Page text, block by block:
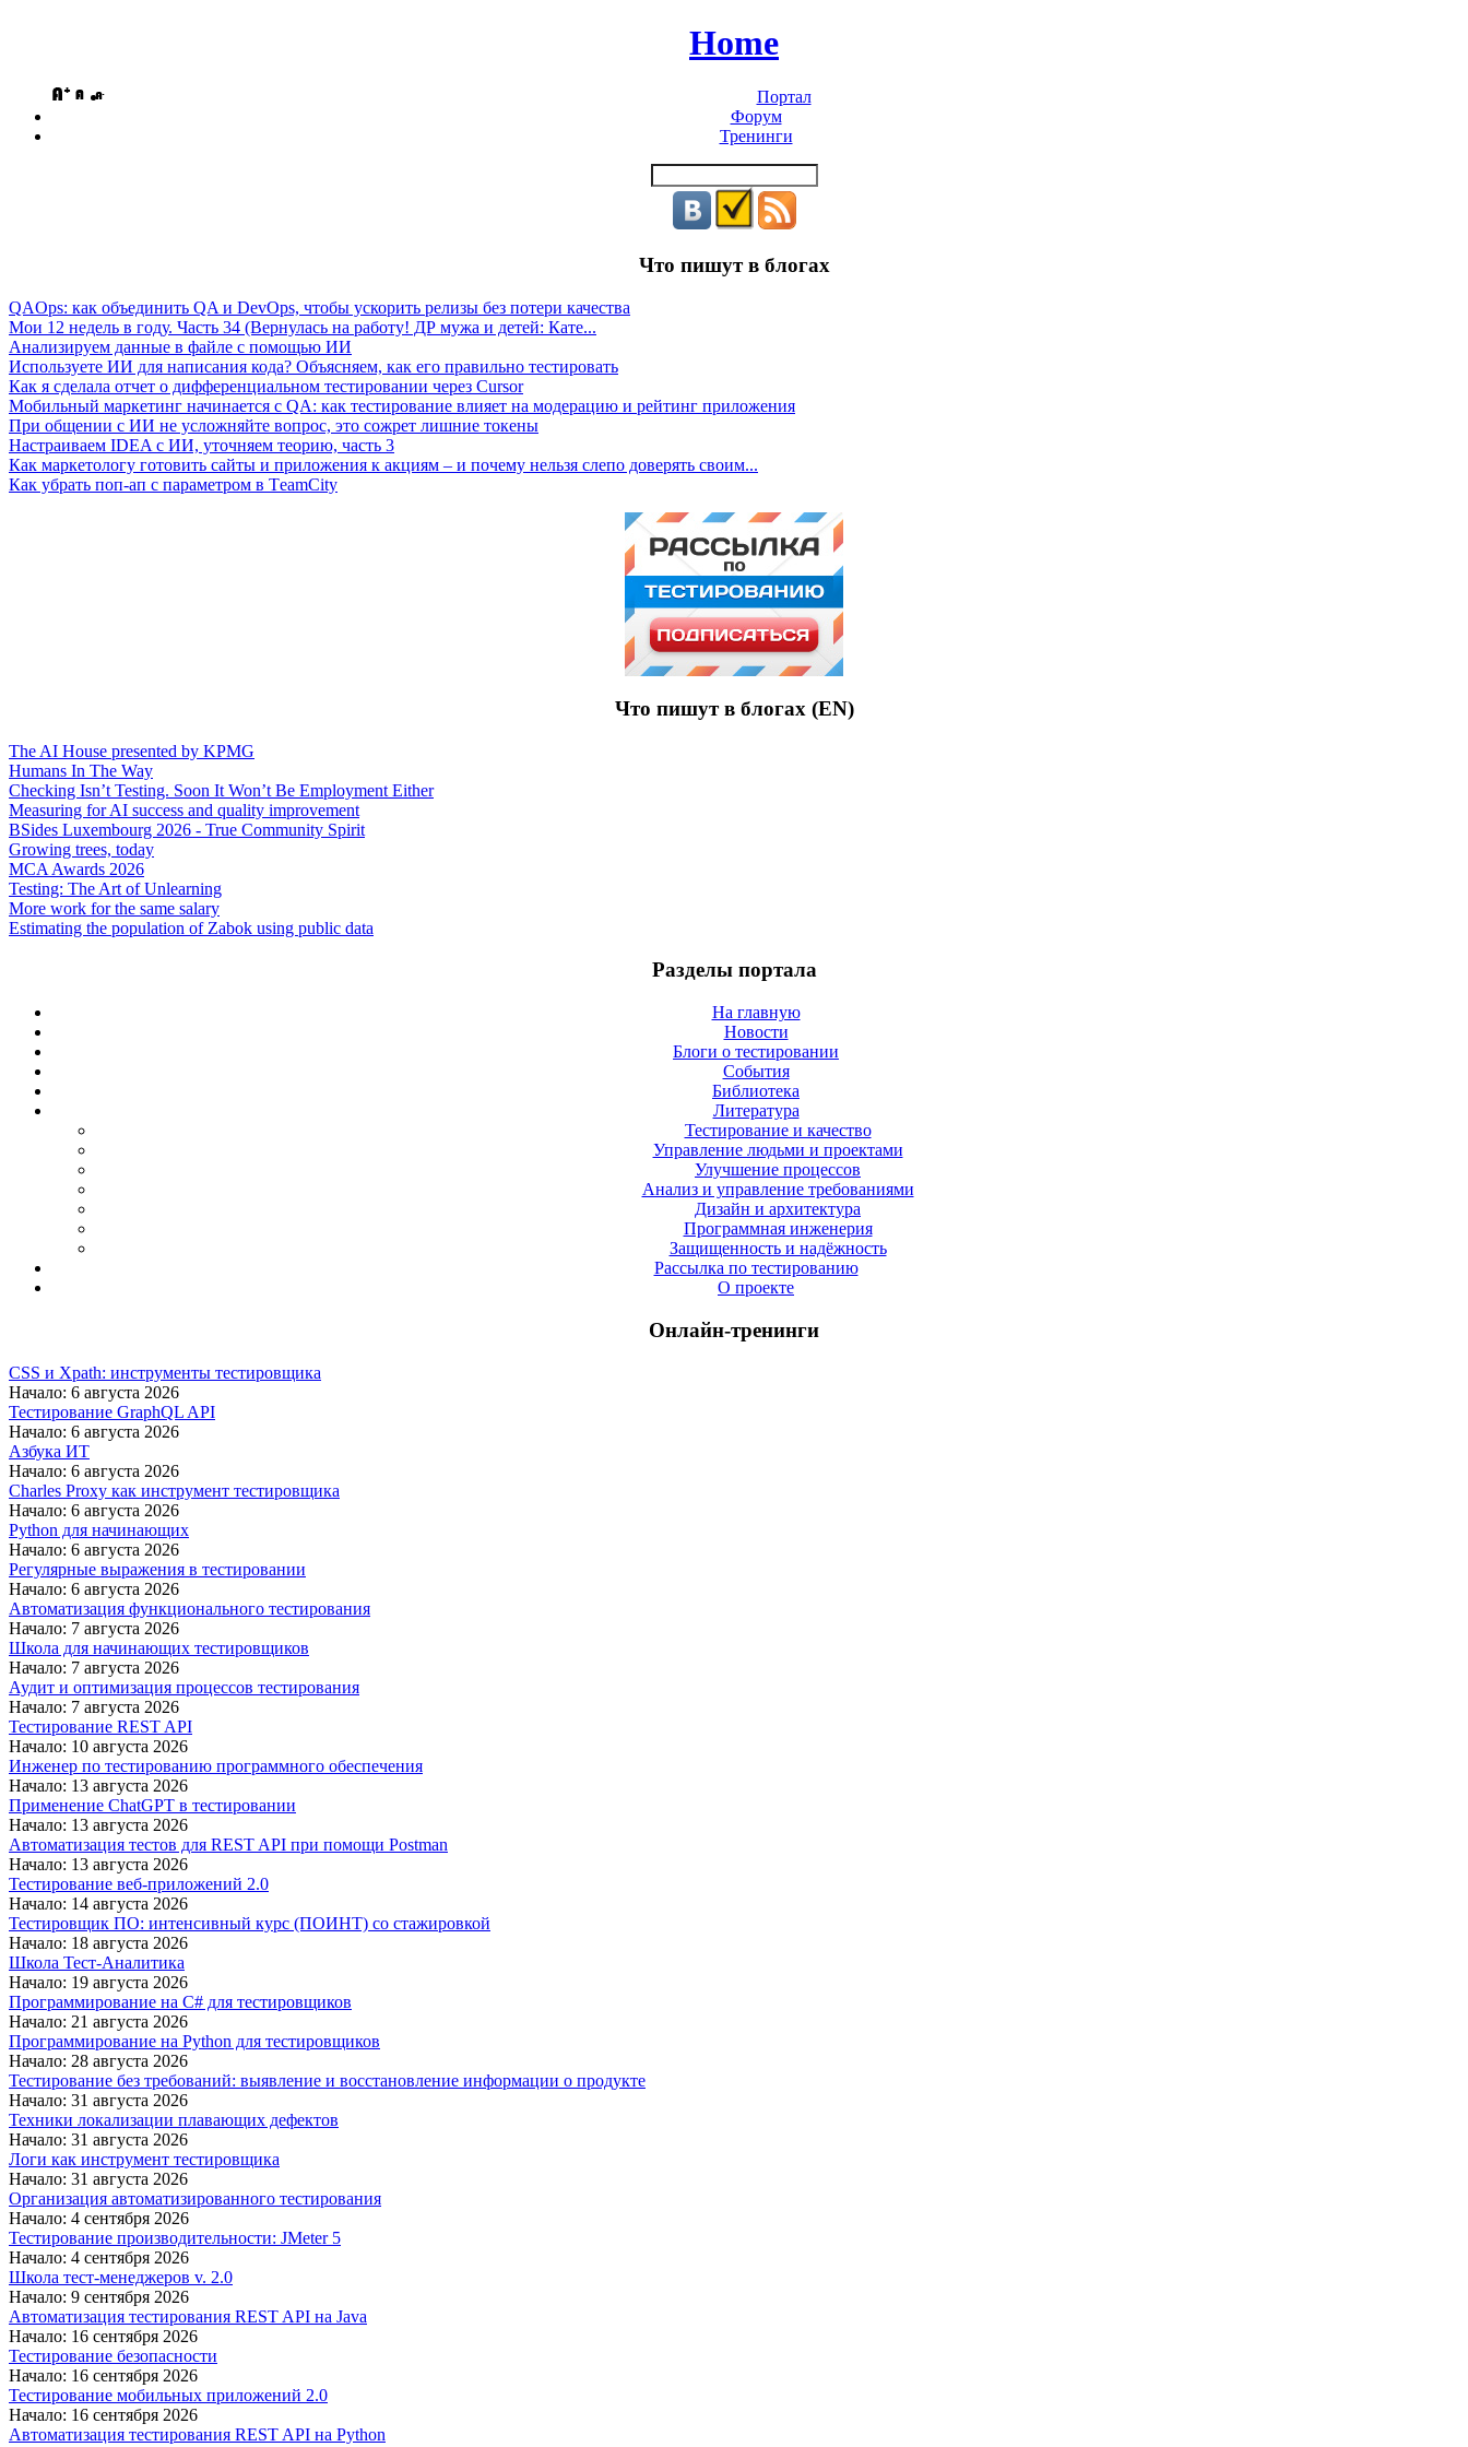
Home
Портал
Форум
Тренинги
Что пишут в блогах
QAOps: как объединить QA и DevOps, чтобы ускорить релизы без потери качества
Мои 12 недель в году. Часть 34 (Вернулась на работу! ДР мужа и детей: Кате...
Анализируем данные в файле с помощью ИИ
Используете ИИ для написания кода? Объясняем, как его правильно тестировать
Как я сделала отчет о дифференциальном тестировании через Cursor
Мобильный маркетинг начинается с QA: как тестирование влияет на модерацию и рейтинг приложения
При общении с ИИ не усложняйте вопрос, это сожрет лишние токены
Настраиваем IDEA с ИИ, уточняем теорию, часть 3
Как маркетологу готовить сайты и приложения к акциям – и почему нельзя слепо доверять своим...
Как убрать поп-ап с параметром в ТeamСity
Что пишут в блогах (EN)
The AI House presented by KPMG
Humans In The Way
Checking Isn’t Testing. Soon It Won’t Be Employment Either
Measuring for AI success and quality improvement
BSides Luxembourg 2026 - True Community Spirit
Growing trees, today
MCA Awards 2026
Testing: The Art of Unlearning
More work for the same salary
Estimating the population of Zabok using public data
Разделы портала
На главную
Новости
Блоги о тестировании
События
Библиотека
Литература
Тестирование и качество
Управление людьми и проектами
Улучшение процессов
Анализ и управление требованиями
Дизайн и архитектура
Программная инженерия
Защищенность и надёжность
Рассылка по тестированию
О проекте
Онлайн-тренинги
CSS и Xpath: инструменты тестировщика
Начало: 6 августа 2026
Тестирование GraphQL API
Начало: 6 августа 2026
Азбука ИТ
Начало: 6 августа 2026
Charles Proxy как инструмент тестировщика
Начало: 6 августа 2026
Python для начинающих
Начало: 6 августа 2026
Регулярные выражения в тестировании
Начало: 6 августа 2026
Автоматизация функционального тестирования
Начало: 7 августа 2026
Школа для начинающих тестировщиков
Начало: 7 августа 2026
Аудит и оптимизация процессов тестирования
Начало: 7 августа 2026
Тестирование REST API
Начало: 10 августа 2026
Инженер по тестированию программного обеспечения
Начало: 13 августа 2026
Применение ChatGPT в тестировании
Начало: 13 августа 2026
Автоматизация тестов для REST API при помощи Postman
Начало: 13 августа 2026
Тестирование веб-приложений 2.0
Начало: 14 августа 2026
Тестировщик ПО: интенсивный курс (ПОИНТ) со стажировкой
Начало: 18 августа 2026
Школа Тест-Аналитика
Начало: 19 августа 2026
Программирование на C# для тестировщиков
Начало: 21 августа 2026
Программирование на Python для тестировщиков
Начало: 28 августа 2026
Тестирование без требований: выявление и восстановление информации о продукте
Начало: 31 августа 2026
Техники локализации плавающих дефектов
Начало: 31 августа 2026
Логи как инструмент тестировщика
Начало: 31 августа 2026
Организация автоматизированного тестирования
Начало: 4 сентября 2026
Тестирование производительности: JMeter 5
Начало: 4 сентября 2026
Школа тест-менеджеров v. 2.0
Начало: 9 сентября 2026
Автоматизация тестирования REST API на Java
Начало: 16 сентября 2026
Тестирование безопасности
Начало: 16 сентября 2026
Тестирование мобильных приложений 2.0
Начало: 16 сентября 2026
Автоматизация тестирования REST API на Python